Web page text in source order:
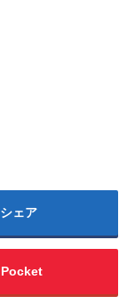
シェア
Pocket